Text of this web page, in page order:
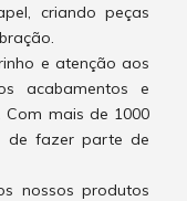
criando peças
e atenção aos
acabamentos e
Com mais de 1000
de fazer parte de
nossos produtos